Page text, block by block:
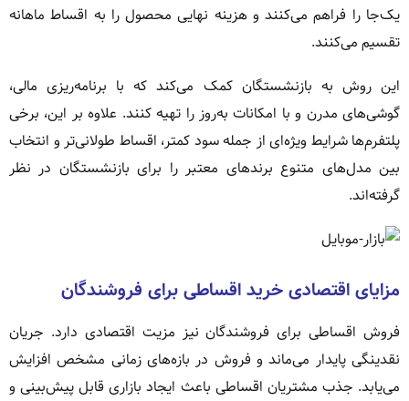
یک‌جا را فراهم می‌کنند و هزینه نهایی محصول را به اقساط ماهانه
تقسیم می‌کنند.
این روش به بازنشستگان کمک می‌کند که با برنامه‌ریزی مالی،
گوشی‌های مدرن و با امکانات به‌روز را تهیه کنند. علاوه بر این، برخی
پلتفرم‌ها شرایط ویژه‌ای از جمله سود کمتر، اقساط طولانی‌تر و انتخاب
بین مدل‌های متنوع برندهای معتبر را برای بازنشستگان در نظر
گرفته‌اند.
مزایای اقتصادی خرید اقساطی برای فروشندگان
فروش اقساطی برای فروشندگان نیز مزیت اقتصادی دارد. جریان
نقدینگی پایدار می‌ماند و فروش در بازه‌های زمانی مشخص افزایش
می‌یابد. جذب مشتریان اقساطی باعث ایجاد بازاری قابل پیش‌بینی و